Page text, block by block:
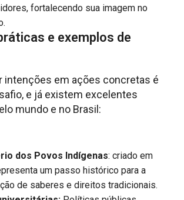
fortalecendo sua imagem no
e exemplos de
intenções em ações concretas é
e já existem excelentes
mundo e no Brasil:
dos Povos Indígenas: criado em
um passo histórico para a
de saberes e direitos tradicionais.